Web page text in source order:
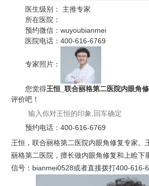
医生级别：
主推专家
所在医院：
预约微信：wuyoubianmei
医院电话：400-616-6769
专家照片：
您觉得王恒_联合丽格第二医院内眼角
评价吧！
预约电话：400-616-6769
王恒，联合丽格第二医院内眼角修复专家。
丽格第二医院，擅长做内眼角修复和上睑下
信号：bianmei0528或者直接拨打400-616-